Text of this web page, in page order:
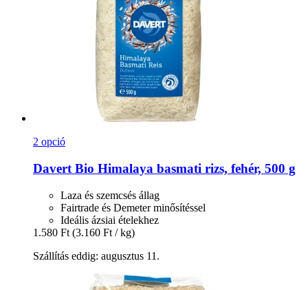
2 opció
Davert Bio Himalaya basmati rizs, fehér, 500 g
Laza és szemcsés állag
Fairtrade és Demeter minősítéssel
Ideális ázsiai ételekhez
1.580 Ft (3.160 Ft / kg)
Szállítás eddig: augusztus 11.